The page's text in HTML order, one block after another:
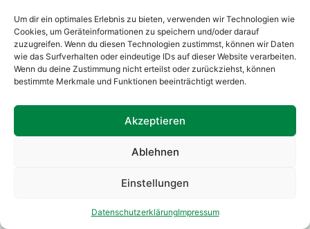
Um dir ein optimales Erlebnis zu bieten, verwenden wir Technologien wie
Cookies, um Geräteinformationen zu speichern und/oder darauf
zuzugreifen. Wenn du diesen Technologien zustimmst, können wir Daten
wie das Surfverhalten oder eindeutige IDs auf dieser Website verarbeiten.
Wenn du deine Zustimmung nicht erteilst oder zurückziehst, können
bestimmte Merkmale und Funktionen beeinträchtigt werden.
Akzeptieren
Ablehnen
Einstellungen
DatenschutzerklärungImpressum
Montag - Freitag:
08.00 Uhr - 12.00 Uhr
13.00 Uhr - 18.00 Uhr
Samstag: